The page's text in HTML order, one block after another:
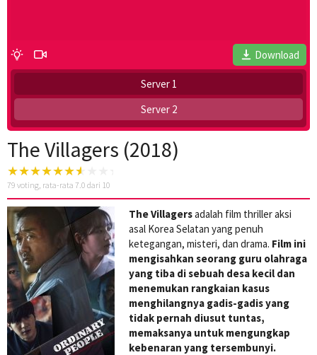
Download
Server 1
Server 2
The Villagers (2018)
79 voting, rata-rata 7.0 dari 10
The Villagersadalah film thriller aksi
asal Korea Selatan yang penuh
ketegangan, misteri, dan drama. Film ini
mengisahkan seorang guru olahraga
yang tiba di sebuah desa kecil dan
menemukan rangkaian kasus
menghilangnya gadis-gadis yang
tidak pernah diusut tuntas,
memaksanya untuk mengungkap
kebenaran yang tersembunyi.